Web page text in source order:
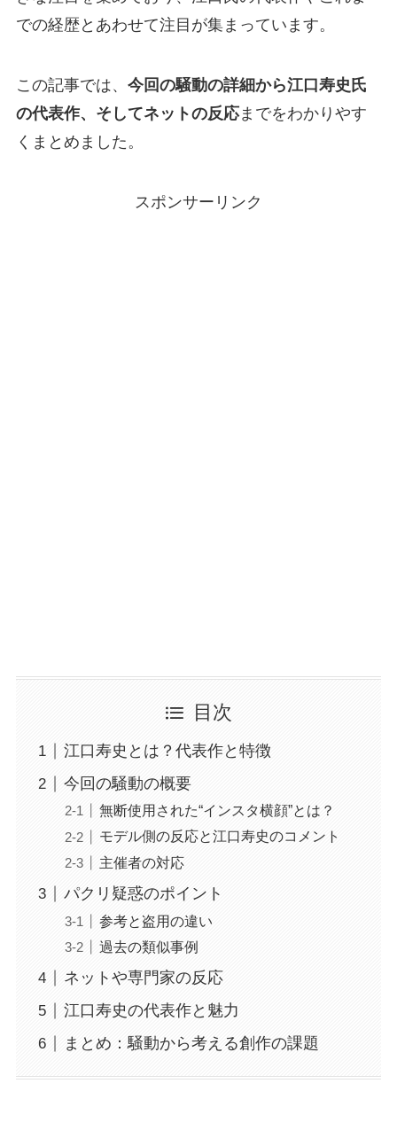
での経歴とあわせて注目が集まっています。
この記事では、 今回の騒動の詳細から江口寿史氏
の代表作、そしてネットの反応までをわかりやす
くまとめました。
スポンサーリンク
目次
江口寿史とは？代表作と特徴
今回の騒動の概要
無断使用された“インスタ横顔”とは？
モデル側の反応と江口寿史のコメント
主催者の対応
パクリ疑惑のポイント
参考と盗用の違い
過去の類似事例
ネットや専門家の反応
江口寿史の代表作と魅力
まとめ：騒動から考える創作の課題